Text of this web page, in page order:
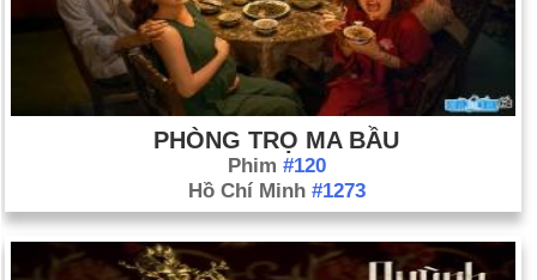
PHÒNG TRỌ MA BẦU
Phim #120
Hồ Chí Minh #1273